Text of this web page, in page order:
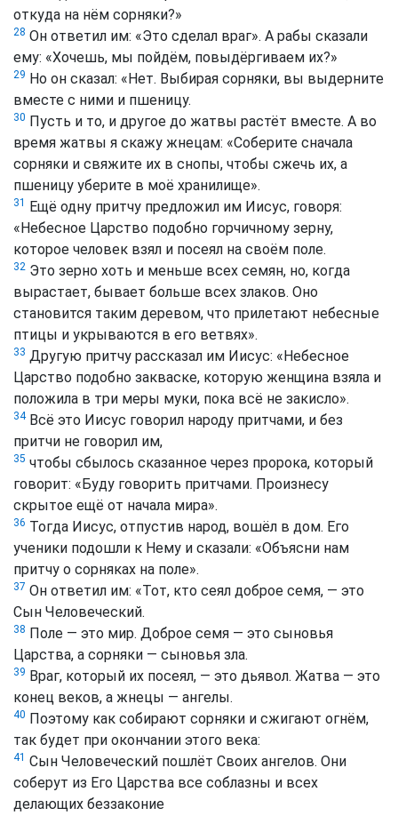
откуда на нём сорняки?»
28 Он ответил им: «Это сделал враг». А рабы сказали
ему: «Хочешь, мы пойдём, повыдёргиваем их?»
29 Но он сказал: «Нет. Выбирая сорняки, вы выдерните
вместе с ними и пшеницу.
30 Пусть и то, и другое до жатвы растёт вместе. А во
время жатвы я скажу жнецам: «Соберите сначала
сорняки и свяжите их в снопы, чтобы сжечь их, а
пшеницу уберите в моё хранилище».
31
Ещё одну притчу предложил им Иисус, говоря:
«Небесное Царство подобно горчичному зерну,
которое человек взял и посеял на своём поле.
32 Это зерно хоть и меньше всех семян, но, когда
вырастает, бывает больше всех злаков. Оно
становится таким деревом, что прилетают небесные
птицы и укрываются в его ветвях».
33 Другую притчу рассказал им Иисус: «Небесное
Царство подобно закваске, которую женщина взяла и
положила в три меры муки, пока всё не закисло».
34Всё это Иисус говорил народу притчами, и без
притчи не говорил им,
35 чтобы сбылось сказанное через пророка, который
говорит: «Буду говорить притчами. Произнесу
скрытое ещё от начала мира».
36 Тогда Иисус, отпустив народ, вошёл в дом. Его
ученики подошли к Нему и сказали: «Объясни нам
притчу о сорняках на поле».
37 Он ответил им: «Тот, кто сеял доброе семя, — это
Сын Человеческий.
38 Поле — это мир. Доброе семя — это сыновья
Царства, а сорняки — сыновья зла.
39 Враг, который их посеял, — это дьявол. Жатва — это
конец веков, а жнецы — ангелы.
40 Поэтому как собирают сорняки и сжигают огнём,
так будет при окончании этого века:
41 Сын Человеческий пошлёт Своих ангелов. Они
соберут из Его Царства все соблазны и всех
делающих беззаконие